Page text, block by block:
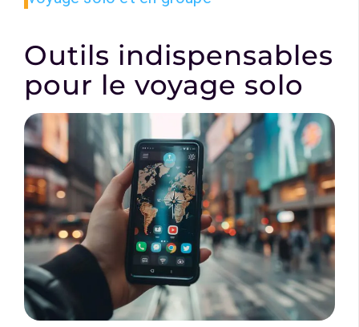
Outils indispensables
pour le voyage solo